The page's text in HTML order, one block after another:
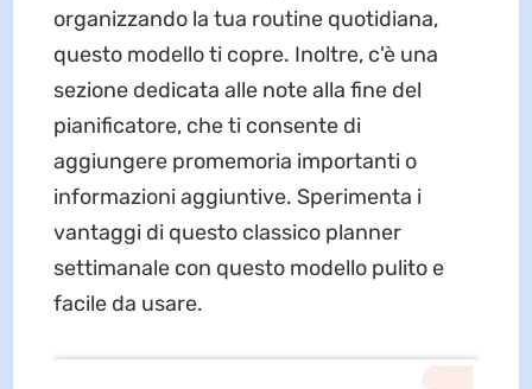
organizzando la tua routine quotidiana,
questo modello ti copre. Inoltre, c'è una
sezione dedicata alle note alla fine del
pianificatore, che ti consente di
aggiungere promemoria importanti o
informazioni aggiuntive. Sperimenta i
vantaggi di questo classico planner
settimanale con questo modello pulito e
facile da usare.